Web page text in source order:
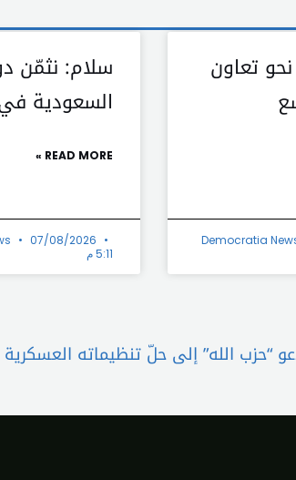
تعاون
Democratia
سلام: نثمّن
السعودية
READ MORE »
07/08/2026
5:11 م